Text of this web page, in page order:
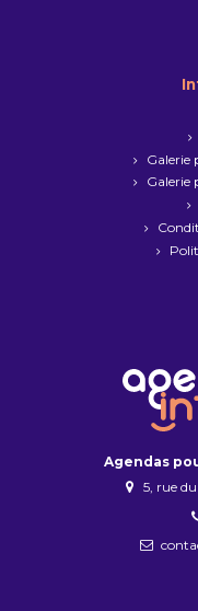
Galerie
Galerie
Agendas
5, rue